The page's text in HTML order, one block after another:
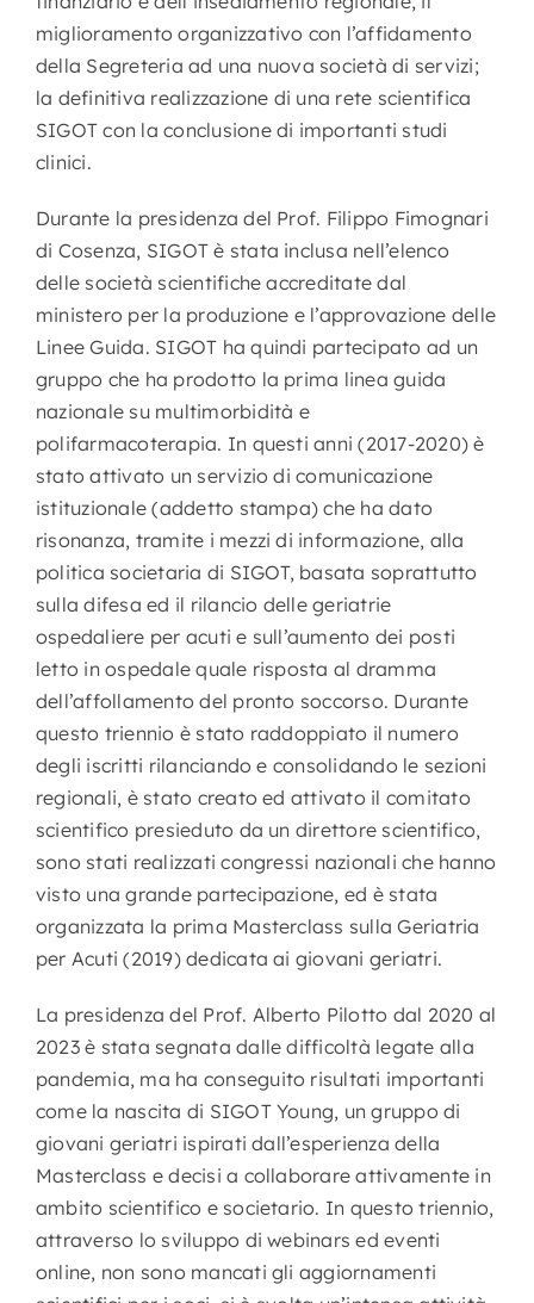
miglioramento organizzativo con l’affidamento
della Segreteria ad una nuova società di servizi;
la definitiva realizzazione di una rete scientifica
SIGOT con la conclusione di importanti studi
clinici.
Durante la presidenza del Prof. Filippo Fimognari
di Cosenza, SIGOT è stata inclusa nell’elenco
delle società scientifiche accreditate dal
ministero per la produzione e l’approvazione delle
Linee Guida. SIGOT ha quindi partecipato ad un
gruppo che ha prodotto la prima linea guida
nazionale su multimorbidità e
polifarmacoterapia. In questi anni (2017-2020) è
stato attivato un servizio di comunicazione
istituzionale (addetto stampa) che ha dato
risonanza, tramite i mezzi di informazione, alla
politica societaria di SIGOT, basata soprattutto
sulla difesa ed il rilancio delle geriatrie
ospedaliere per acuti e sull’aumento dei posti
letto in ospedale quale risposta al dramma
dell’affollamento del pronto soccorso. Durante
questo triennio è stato raddoppiato il numero
degli iscritti rilanciando e consolidando le sezioni
regionali, è stato creato ed attivato il comitato
scientifico presieduto da un direttore scientifico,
sono stati realizzati congressi nazionali che hanno
visto una grande partecipazione, ed è stata
organizzata la prima Masterclass sulla Geriatria
per Acuti (2019) dedicata ai giovani geriatri.
La presidenza del Prof. Alberto Pilotto dal 2020 al
2023 è stata segnata dalle difficoltà legate alla
pandemia, ma ha conseguito risultati importanti
come la nascita di SIGOT Young, un gruppo di
giovani geriatri ispirati dall’esperienza della
Masterclass e decisi a collaborare attivamente in
ambito scientifico e societario. In questo triennio,
attraverso lo sviluppo di webinars ed eventi
online, non sono mancati gli aggiornamenti